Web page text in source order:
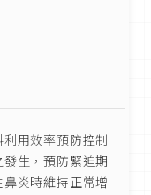
用效率預防控制
生，預防緊迫期
炎時維持正常增